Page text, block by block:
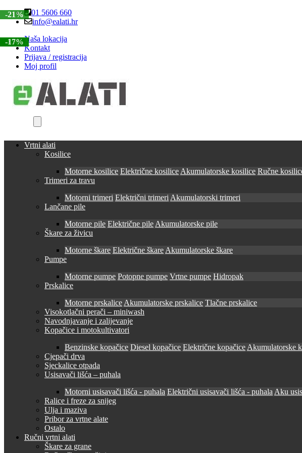
Skip
to
Skip
to
01 5606 660
info@ealati.hr
Naša lokacija
Kontakt
Prijava / registracija
Moj profil
Vrtni alati
Kosilice
Motorne kosilice Električne kosilice Akumulatorske kosilice Ručne
Trimeri za travu
Motorni trimeri Električni trimeri Akumulatorski trimeri
Lančane pile
Motorne pile Električne pile Akumulatorske pile
Škare za živicu
Motorne škare Električne škare Akumulatorske škare
Pumpe
Motorne pumpe Potopne pumpe Vrtne pumpe Hidropak
Prskalice
Motorne prskalice Akumulatorske prskalice Tlačne prskalice
Visokotlačni perači – miniwash
Navodnjavanje i zalijevanje
Kopačice i motokultivatori
Benzinske kopačice Diesel kopačice Električne kopačice Akumulatorske
Cjepači drva
Sjeckalice otpada
Usisavači lišća – puhala
Motorni usisavači lišća - puhala Električni usisavači lišća - puhala Aku
Ralice i freze za snijeg
Ulja i maziva
Pribor za vrtne alate
Ostalo
Ručni vrtni alati
Škare za grane
-21%
-14%
-8%
-8%
-17%